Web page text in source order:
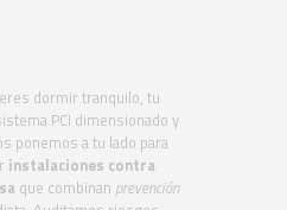
dormir tranquilo, tu
PCI dimensionado y
ponemos a tu lado para
instalaciones contra
que combinan prevención